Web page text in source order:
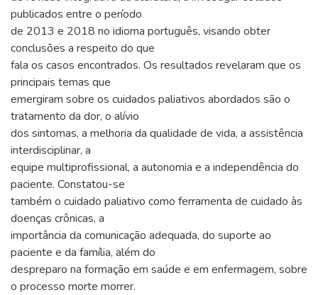
publicados entre o período
de 2013 e 2018 no idioma português, visando obter
conclusões a respeito do que
fala os casos encontrados. Os resultados revelaram que os
principais temas que
emergiram sobre os cuidados paliativos abordados são o
tratamento da dor, o alívio
dos sintomas, a melhoria da qualidade de vida, a assistência
interdisciplinar, a
equipe multiprofissional, a autonomia e a independência do
paciente. Constatou-se
também o cuidado paliativo como ferramenta de cuidado às
doenças crônicas, a
importância da comunicação adequada, do suporte ao
paciente e da família, além do
despreparo na formação em saúde e em enfermagem, sobre
o processo morte morrer.